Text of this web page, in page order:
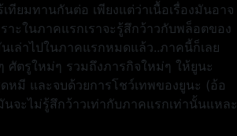
ยมทานกันต่อ เพียงแต่ว่าเนื้อเรื่องมันอาจ
ะในภาคแรกเราจะรู้สึกว้าวกับพล็อตของ
ล่าไปในภาคแรกหมดแล้ว..ภาคนี้ก็เลย
ศัตรูใหม่ๆ รวมถึงภารกิจใหม่ๆ ให้ยูนะ
หมี และจบด้วยการโชว์เทพของยูนะ (อ้อ
จะไม่รู้สึกว้าวเท่ากับภาคแรกเท่านั้นแหละ